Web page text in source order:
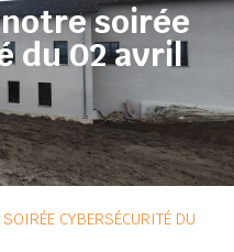
soirée
du 02 avril
CYBERSÉCURITÉ DU